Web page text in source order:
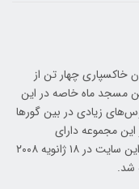
خاکسپاری چهار تن از
مسجد ماه خاصه در این
زیادی در بین گورها
مجموعه دارای
کاشی‌های پلی کروماتیک بسیار تزئینی هستند. این سایت در ۱۸ ژانویه ۲۰۰۸
شد.